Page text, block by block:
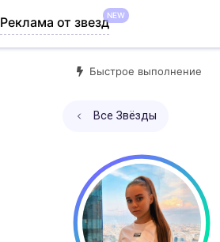
Реклама от звездNEW
Быстрое выполнение
Все Звёзды